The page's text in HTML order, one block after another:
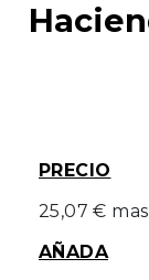
PRECIO
25,07 € mas
AÑADA